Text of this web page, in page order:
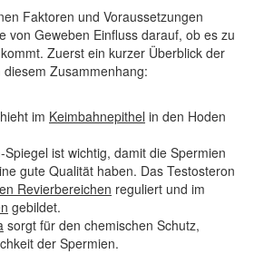
Faktoren und Voraussetzungen
von Geweben Einfluss darauf, ob es zu
Zuerst ein kurzer Überblick der
Zusammenhang:
im Keimbahnepithel in den Hoden
ist wichtig, damit die Spermien
gute Qualität haben. Das Testosteron
Revierbereichen reguliert und im
gebildet.
sorgt für den chemischen Schutz,
der Spermien.